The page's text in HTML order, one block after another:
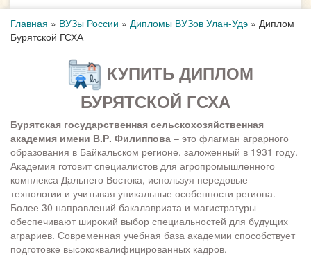
Главная » ВУЗы России » Дипломы ВУЗов Улан-Удэ » Диплом
Бурятской ГСХА
КУПИТЬ ДИПЛОМ
БУРЯТСКОЙ ГСХА
Бурятская государственная сельскохозяйственная
академия имени В.Р. Филиппова – это флагман аграрного
образования в Байкальском регионе, заложенный в 1931 году.
Академия готовит специалистов для агропромышленного
комплекса Дальнего Востока, используя передовые
технологии и учитывая уникальные особенности региона.
Более 30 направлений бакалавриата и магистратуры
обеспечивают широкий выбор специальностей для будущих
аграриев. Современная учебная база академии способствует
подготовке высококвалифицированных кадров.